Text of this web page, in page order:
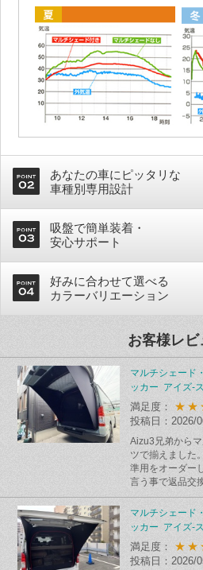
あなたの車にピッタリな
車種別専用設計
吸盤で簡単装着・
安心サポート
好みに合わせて選べる
カラーバリエーション
お客様レビ
マルチシェード
ッカー アイズ-
満足度：
投稿日：2026/
Aizu3兄弟から
ツで揃えました
準用をオーダー
言う事で返品交
マルチシェード
ッカー アイズ-
満足度：
投稿日：2026/